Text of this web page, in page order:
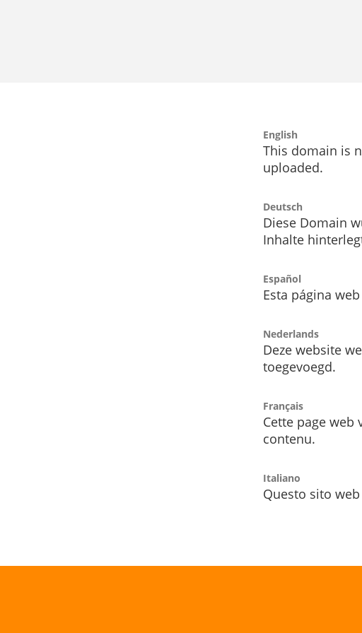
English
This domain is
uploaded.
Deutsch
Diese Domain
Inhalte
Español
Esta página
Nederlands
Deze website
toegevoegd.
Français
Cette page
contenu.
Italiano
Questo sito